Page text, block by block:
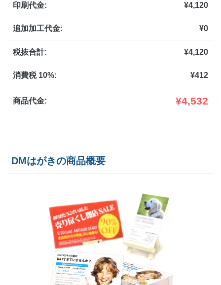
1,200部
1,300部
1,400部
1,500部
1,600部
1,900部
12,045 @ 4.8
3,000部 ¥ 13,563
3,500部 ¥ 15,235 @ 4.4
4,000部 ¥ 16,742
印刷代金: ¥4,120
追加加工代金: ¥0
税抜合計: ¥4,120
消費税 10%: ¥412
商品代金: ¥4,532
DMはがきの商品概要